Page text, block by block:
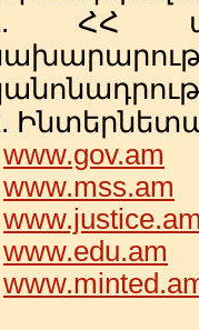
ՀՀ
www.gov.am
www.mss.am
www.edu.am